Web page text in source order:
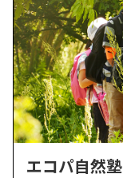
エコパ自然塾